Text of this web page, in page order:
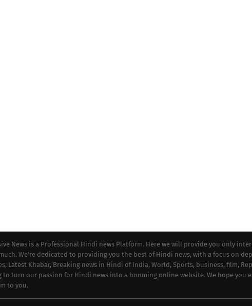
News is a Professional Hindi news Platform. Here we will provide you only
We're dedicated to providing you the best of Hindi news, with a focus on
Latest Khabar, Breaking news in Hindi of India, World, Sports, business, film,
to turn our passion for Hindi news into a booming online website. We hope you
to you.